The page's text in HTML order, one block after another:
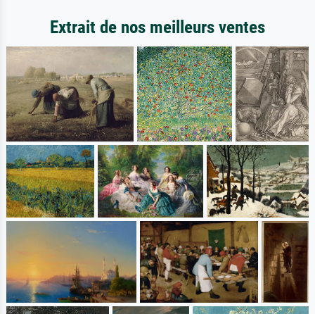
Extrait de nos meilleurs ventes